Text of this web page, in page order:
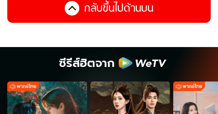
กลับขึ้นไปด้านบน
ซีรีส์ฮิตจาก